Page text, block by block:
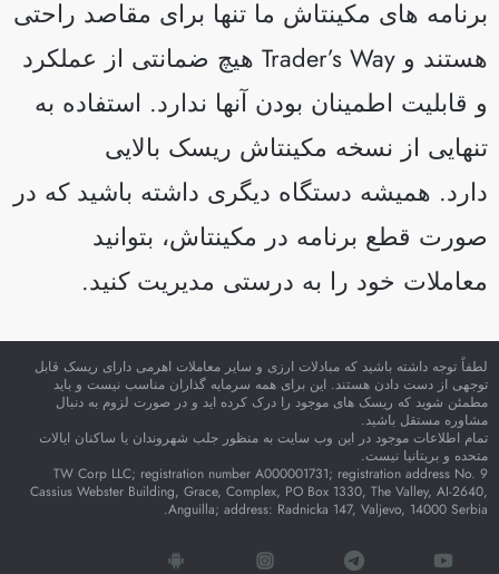
های مکینتاش ما تنها برای مقاصد راحتی
هستند و Trader’s Way هیچ ضمانتی از عملکرد
قابلیت اطمینان بودن آنها ندارد. استفاده به
از نسخه مکینتاش ریسک بالایی
همیشه دستگاه دیگری داشته باشید که در
قطع برنامه در مکینتاش، بتوانید
خود را به درستی مدیریت کنید.
توجه داشته باشید که مبادلات ارزی و سایر معاملات اهرمی دارای ریسک قابل
از دست دادن هستند. این برای همه سرمایه گذاران مناسب نیست و باید
شوید که ریسک های موجود را درک کرده اید و در صورت لزوم به دنبال
مستقل باشید.
اطلاعات موجود در این وب سایت به منظور جلب شهروندان یا ساکنان ایالات
و بریتانیا نیست.
TW Corp LLC; registration number A000001731; registration address No.
Cassius Webster Building, Grace, Complex, PO Box 1330, The Valley, AI-
Anguilla; address: Radnicka 147, Valjevo, 14000